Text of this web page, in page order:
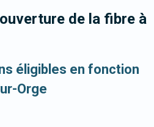
de la fibre à
éligibles en fonction
Orge